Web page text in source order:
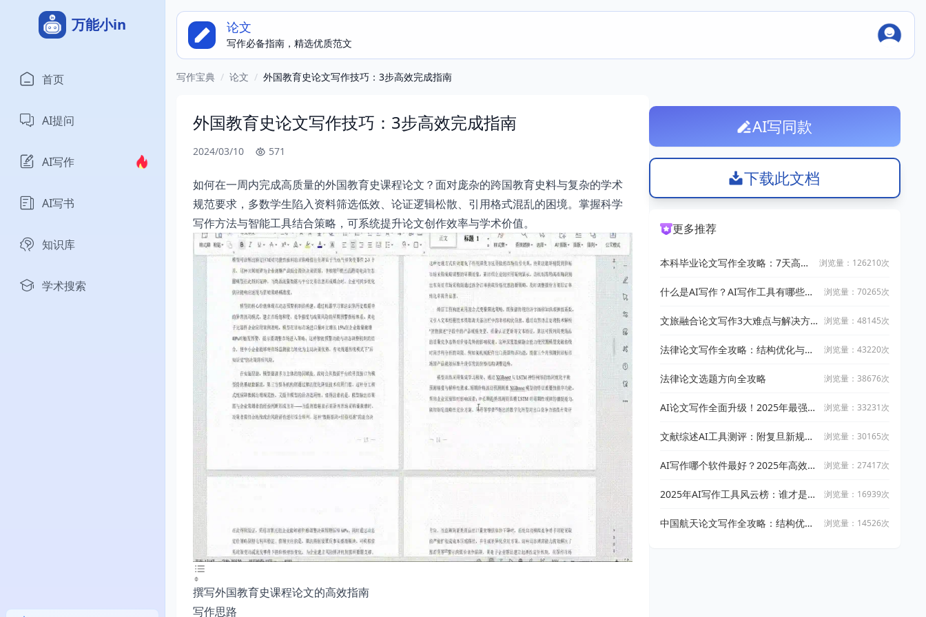
万能小in
首页
AI提问
AI写作
AI写书
知识库
学术搜索
论文
写作必备指南，精选优质范文
写作宝典 / 论文 / 外国教育史论文写作技巧：3步高效完成指南
外国教育史论文写作技巧：3步高效完成指南
2024/03/10 571
如何在一周内完成高质量的外国教育史课程论文？面对庞杂的跨国教育史料与复杂的学术
规范要求，多数学生陷入资料筛选低效、论证逻辑松散、引用格式混乱的困境。掌握科学
写作方法与智能工具结合策略，可系统提升论文创作效率与学术价值。
撰写外国教育史课程论文的高效指南
写作思路
AI写同款
下载此文档
更多推荐
本科毕业论文写作全攻略：7天高效
浏览量：126210次
什么是AI写作？AI写作工具有哪些？
浏览量：70265次
文旅融合论文写作3大难点与解决方
浏览量：48145次
法律论文写作全攻略：结构优化与文
浏览量：43220次
法律论文选题方向全攻略 浏览量：38676次
AI论文写作全面升级！2025年最强写
稿
浏览量：33231次
文献综述AI工具测评：附复旦新规下
浏览量：30165次
AI写作哪个软件最好？2025年高效智
浏览量：27417次
2025年AI写作工具风云榜：谁才是真
浏览量：16939次
中国航天论文写作全攻略：结构优化
浏览量：14526次